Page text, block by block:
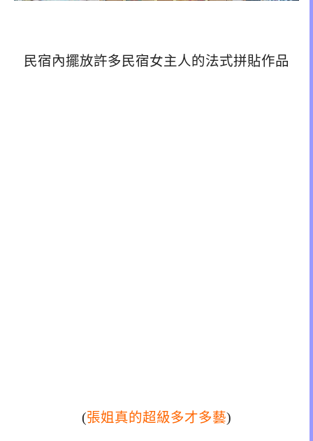
民宿內擺放許多民宿女主人的法式拼貼作品
(張姐真的超級多才多藝)